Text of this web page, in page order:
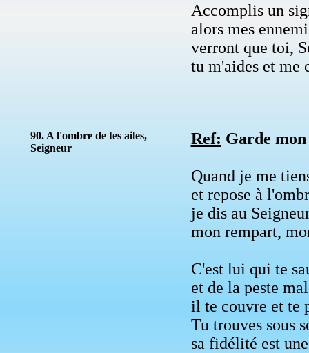
Accomplis un
alors mes
verront que toi,
tu m'aides et me
90. A l'ombre de tes ailes,
Seigneur
Ref: Garde
Quand je me
et repose à
je dis au
mon rempart,
C'est lui qui te
et de la peste
il te couvre et te
Tu trouves sous
sa fidélité est